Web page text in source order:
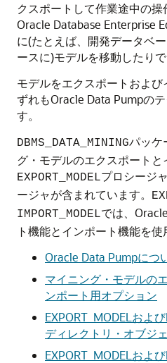
クスポートして作業途中の操
Oracle Database Enterprise
に(たとえば、開発データベ
ースに)モデルを移動したりで
モデルをエクスポートおよ
ずれもOracle Data Pumpの
す。
DBMS_DATA_MININGパッケ
グ・モデルのエクスポート
EXPORT_MODELプロシージ
ージャが含まれています。
IMPORT_MODELでは、
ト機能とインポート機能を使
Oracle Data Pumpにつ
マイニング・モデルの
ンポート用オプション
EXPORT_MODELおよ
ディレクトリ・オブジ
EXPORT_MODELおよ